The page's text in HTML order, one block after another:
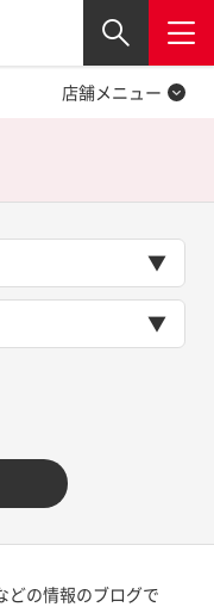
閉じる
店舗メニュー
どの情報のブログで